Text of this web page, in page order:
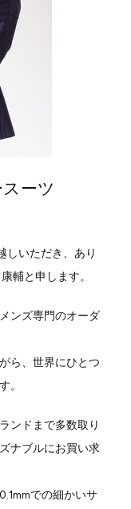
ーツ
しいただき、あり
輔と申します。
ンズ専門のオーダ
ら、世界にひとつ
。
ンドまで多数取り
ナブルにお買い求
での細かいサ